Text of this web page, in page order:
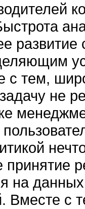
с тем,
задачу не
на
Вместе с